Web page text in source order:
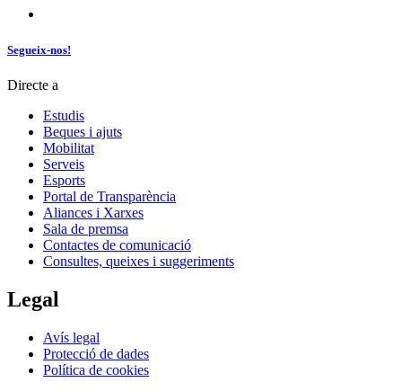
Segueix-nos!
Directe a
Estudis
Beques i ajuts
Mobilitat
Serveis
Esports
Portal de Transparència
Aliances i Xarxes
Sala de premsa
Contactes de comunicació
Consultes, queixes i suggeriments
Legal
Avís legal
Protecció de dades
Política de cookies